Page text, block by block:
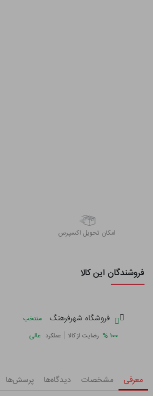
اﻣﮑﺎن ﺗﺤﻮﯾﻞ اﮐﺴﭙﺮس
فروشندگان این کالا
فروشگاه شهرفرهنگ
منتخب
۱۰۰ % رضایت از کالا | عملکرد عالی
معرفی مشخصات دیدگاه‌ها پرسش‌ها